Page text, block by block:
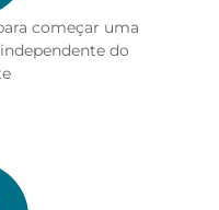
começar uma
do